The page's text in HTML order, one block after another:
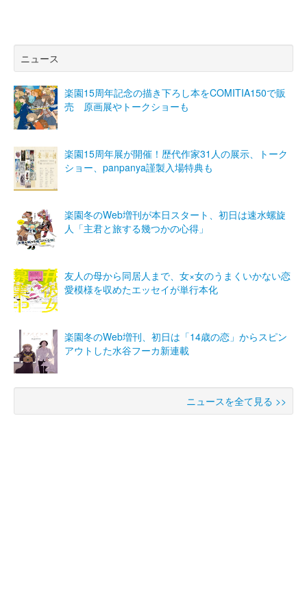
ニュース
楽園15周年記念の描き下ろし本をCOMITIA150で販
売 原画展やトークショーも
楽園15周年展が開催！歴代作家31人の展示、トーク
ショー、panpanya謹製入場特典も
楽園冬のWeb増刊が本日スタート、初日は速水螺旋
人「主君と旅する幾つかの心得」
友人の母から同居人まで、女×女のうまくいかない恋
愛模様を収めたエッセイが単行本化
楽園冬のWeb増刊、初日は「14歳の恋」からスピン
アウトした水谷フーカ新連載
ニュースを全て見る >>